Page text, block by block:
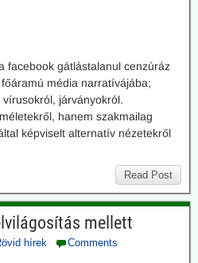
facebook gátlástalanul cenzúráz
média narratívájába;
járványokról.
hanem szakmailag
képviselt alternatív nézetekről
Read Post
mellett
hírek Comments